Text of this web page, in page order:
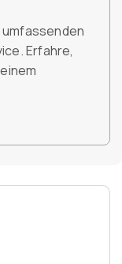
Erfahre,